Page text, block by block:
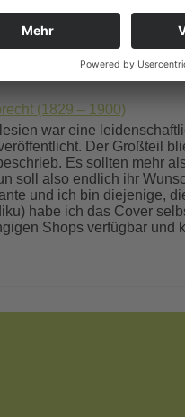
(1829 – 1900)
war eine
Der Großteil
Es sollten mehr
soll also endlich ihr
und ich bin diejenige,
habe ich das Cover
Shops verfügbar und